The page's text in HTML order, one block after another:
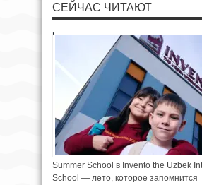
СЕЙЧАС ЧИТАЮТ
Summer School в Invento the Uzbek
School — лето, которое запомнится